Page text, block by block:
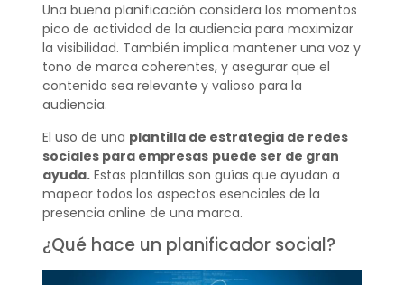
Una buena planificación considera los momentos
pico de actividad de la audiencia para maximizar
la visibilidad. También implica mantener una voz y
tono de marca coherentes, y asegurar que el
contenido sea relevante y valioso para la
audiencia.
El uso de una plantilla de estrategia de redes
sociales para empresas puede ser de gran
ayuda.Estas plantillas son guías que ayudan a
mapear todos los aspectos esenciales de la
presencia online de una marca.
¿Qué hace un planificador social?